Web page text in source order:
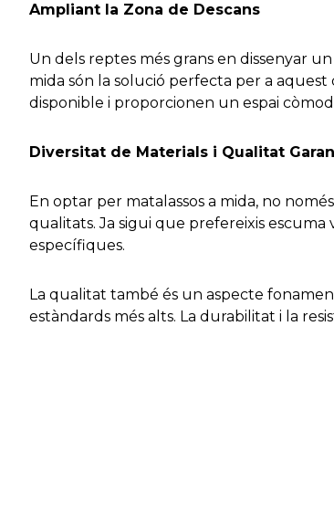
Ampliant la Zona de Descans
Un dels reptes més grans en dissenyar
mida són la solució perfecta per a
disponible i proporcionen un espai
Diversitat de Materials i Qualitat
En optar per matalassos a mida, no
qualitats. Ja sigui que prefereixis
específiques.
La qualitat també és un aspecte
estàndards més alts. La durabilitat i la